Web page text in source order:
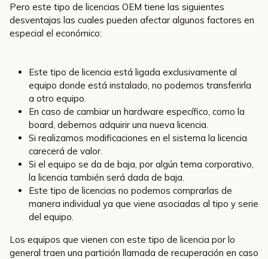
Pero este tipo de licencias OEM tiene las siguientes
desventajas las cuales pueden afectar algunos factores en
especial el económico:
Este tipo de licencia está ligada exclusivamente al
equipo donde está instalado, no podemos transferirla
a otro equipo.
En caso de cambiar un hardware específico, como la
board, debemos adquirir una nueva licencia.
Si realizamos modificaciones en el sistema la licencia
carecerá de valor.
Si el equipo se da de baja, por algún tema corporativo,
la licencia también será dada de baja.
Este tipo de licencias no podemos comprarlas de
manera individual ya que viene asociadas al tipo y serie
del equipo.
Los equipos que vienen con este tipo de licencia por lo
general traen una partición llamada de recuperación en caso